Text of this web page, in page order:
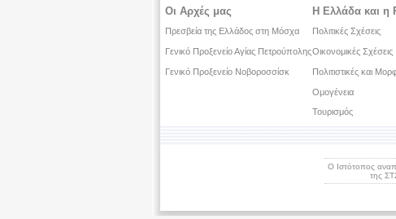
Οι Αρχές μας
Πρεσβεία της Ελλάδος στη Μόσχα
Γενικό Προξενείο Αγίας Πετρούπολης
Γενικό Προξενείο Νοβοροσσίσκ
Η Ελλάδα και η
Πολιτικές Σχέσεις
Οικονομικές Σχέσεις
Πολιτιστικές και
Ομογένεια
Τουρισμός
Ο Ιστότοπος
της